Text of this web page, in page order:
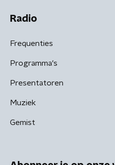
Radio
Frequenties
Programma's
Presentatoren
Muziek
Gemist